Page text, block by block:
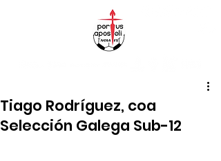
Tiago Rodríguez, coa
Selección Galega Sub-12